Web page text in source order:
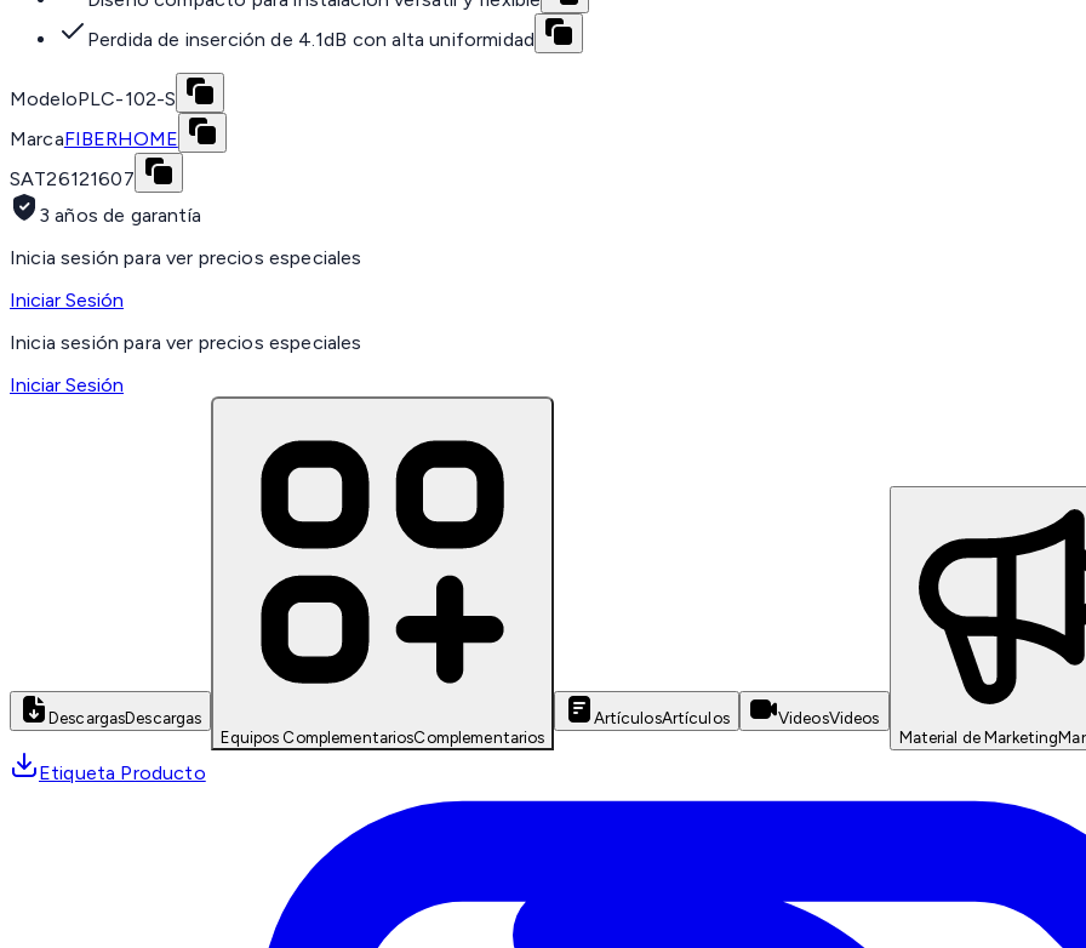
Perdida de inserción de 4.1dB con alta uniformidad
ModeloPLC-102-S
MarcaFIBERHOME
SAT26121607
3 años de garantía
Inicia sesión para ver precios especiales
Iniciar Sesión
Inicia sesión para ver precios especiales
Iniciar Sesión
DescargasDescargas
Equipos ComplementariosComplementarios
ArtículosArtículos VideosVideos
Material de Marketing
Etiqueta Producto